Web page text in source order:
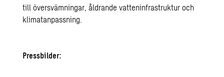
till översvämningar, åldrande vatteninfrastruktur och
klimatanpassning.
Pressbilder: